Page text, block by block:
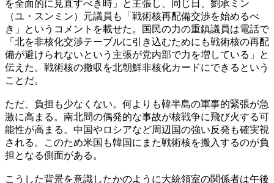
を全面的に見直すべき時」と主張し、同じ日、劉承ミン
（ユ・スンミン）元議員も「戦術核再配備交渉を始めるべ
き」というコメントを載せた。国民の力の重鎮議員は電話で
「北を非核化交渉テーブルに引き込むためにも戦術核の再配
備が避けられないという主張が党内部で力を増している」と
伝えた。戦術核の撤収を北朝鮮非核化カードにできるという
ことだ。
ただ、負担も少なくない。何よりも韓半島の軍事的緊張が急
激に高まる。南北間の偶発的な事故が核戦争に飛び火する可
能性が高まる。中国やロシアなど周辺国の強い反発も確実視
される。このため米国も韓国にまた戦術核を搬入するのが負
担となる側面がある。
こうした背景を意識したかのように大統領室の関係者は午後